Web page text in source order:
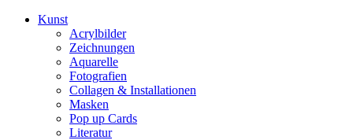
Kunst
Acrylbilder
Zeichnungen
Aquarelle
Fotografien
Collagen & Installationen
Masken
Pop up Cards
Literatur